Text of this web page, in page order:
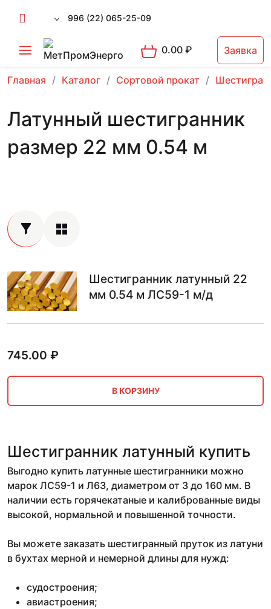
996 (22) 065-25-09
0.00₽ Заявка
Главная Каталог Сортовой прокат
Латунный шестигранник
размер 22 мм 0.54 м
Шестигранник латунный 22
мм 0.54 м ЛС59-1 м/д
745.00 ₽
В КОРЗИНУ
Шестигранник латунный купить
Выгодно купить латунные шестигранники можно
марок ЛС59-1 и Л63, диаметром от 3 до 160 мм. В
наличии есть горячекатаные и калиброванные виды
высокой, нормальной и повышенной точности.
Вы можете заказать шестигранный пруток из латуни
в бухтах мерной и немерной длины для нужд:
судостроения;
авиастроения;